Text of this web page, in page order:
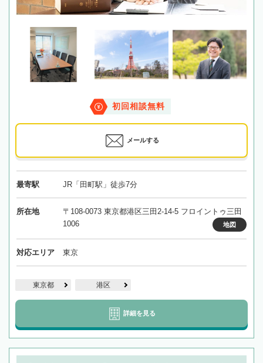
初回相談無料
メールする
最寄駅 JR「田町駅」徒歩7分
所在地
〒108-0073 東京都港区三田2-14-5 フロイントゥ三田
1006
地図
対応エリア 東京
東京都 港区
詳細を見る